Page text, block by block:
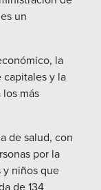
un
la
capitales y la
más
de salud, con
por la
y niños que
de 134